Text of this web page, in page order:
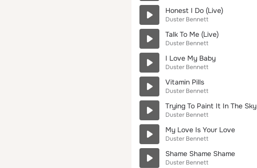
Honest I Do (Live)
Duster Bennett
Talk To Me (Live)
Duster Bennett
I Love My Baby
Duster Bennett
Vitamin Pills
Duster Bennett
Trying To Paint It In The Sky
Duster Bennett
My Love Is Your Love
Duster Bennett
Shame Shame Shame
Duster Bennett